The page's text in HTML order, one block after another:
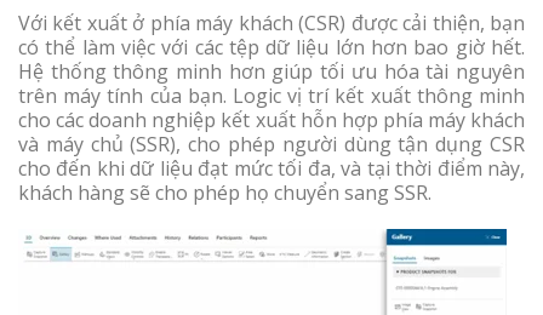
Với kết xuất ở phía máy khách (CSR) được cải thiện, bạn
có thể làm việc với các tệp dữ liệu lớn hơn bao giờ hết.
Hệ thống thông minh hơn giúp tối ưu hóa tài nguyên
trên máy tính của bạn. Logic vị trí kết xuất thông minh
cho các doanh nghiệp kết xuất hỗn hợp phía máy khách
và máy chủ (SSR), cho phép người dùng tận dụng CSR
cho đến khi dữ liệu đạt mức tối đa, và tại thời điểm này,
khách hàng sẽ cho phép họ chuyển sang SSR.